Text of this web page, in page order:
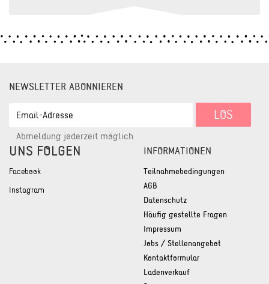
NEWSLETTER ABONNIEREN
ADRESSE
LOS
Abmeldung jederzeit möglich
UNS FOLGEN
Facebook
Instagram
INFORMATIONEN
Teilnahmebedingungen
AGB
Datenschutz
Häufig gestellte Fragen
Impressum
Jobs / Stellenangebot
Kontaktformular
Ladenverkauf